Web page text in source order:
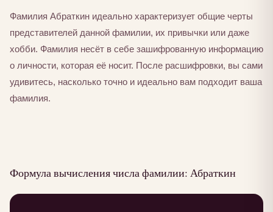
Фамилия Абраткин идеально характеризует общие черты
представителей данной фамилии, их привычки или даже
хобби. Фамилия несёт в себе зашифрованную информацию
о личности, которая её носит. После расшифровки, вы сами
удивитесь, насколько точно и идеально вам подходит ваша
фамилия.
Формула вычисления числа фамилии: Абраткин